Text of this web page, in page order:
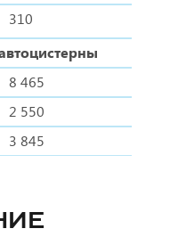
310
8 465
2 550
3 845